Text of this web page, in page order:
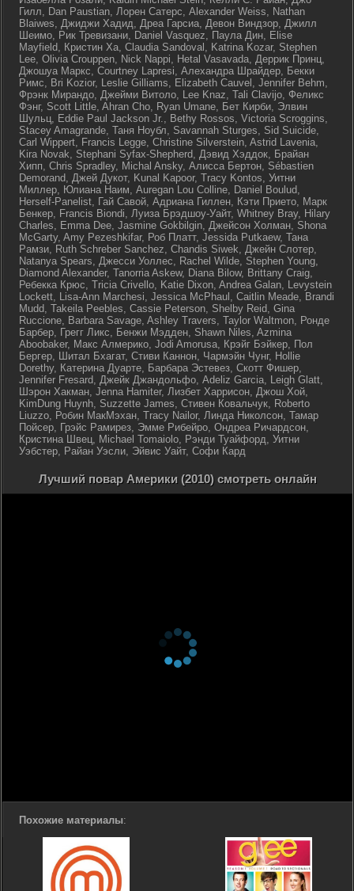
Гилл, Dan Paustian, Лорен Сатерс, Alexander Weiss, Nathan
Blaiwes, Джиджи Хадид, Дреа Гарсиа, Девон Виндзор, Джилл
Шеимо, Рик Тревизани, Daniel Vasquez, Паула Дин, Elise
Mayfield, Кристин Ха, Claudia Sandoval, Katrina Kozar, Stephen
Lee, Olivia Crouppen, Nick Nappi, Hetal Vasavada, Деррик Принц,
Джошуа Маркс, Courtney Lapresi, Алехандра Шрайдер, Бекки
Римс, Bri Kozior, Leslie Gilliams, Elizabeth Cauvel, Jennifer Behm,
Фрэнк Мирандо, Джейми Витоло, Lee Knaz, Tali Clavijo, Феликс
Фэнг, Scott Little, Ahran Cho, Ryan Umane, Бет Кирби, Элвин
Шульц, Eddie Paul Jackson Jr., Bethy Rossos, Victoria Scroggins,
Stacey Amagrande, Таня Ноубл, Savannah Sturges, Sid Suicide,
Carl Wippert, Francis Legge, Christine Silverstein, Astrid Lavenia,
Kira Novak, Stephani Syfax-Shepherd, Дэвид Хэддок, Брайан
Хипп, Chris Spradley, Michal Ansky, Алисса Бертон, Sébastien
Demorand, Джей Дукот, Kunal Kapoor, Tracy Kontos, Уитни
Миллер, Юлиана Наим, Auregan Lou Colline, Daniel Boulud,
Herself-Panelist, Гай Савой, Адриана Гиллен, Кэти Прието, Марк
Бенкер, Francis Biondi, Луиза Брэдшоу-Уайт, Whitney Bray, Hilary
Charles, Emma Dee, Jasmine Gokbilgin, Джейсон Холман, Shona
McGarty, Amy Pezeshkifar, Роб Платт, Jessida Putkaew, Тана
Рамзи, Ruth Schreber Sanchez, Chandis Siwek, Джейн Слотер,
Natanya Spears, Джесси Уоллес, Rachel Wilde, Stephen Young,
Diamond Alexander, Tanorria Askew, Diana Bilow, Brittany Craig,
Ребекка Крюс, Tricia Crivello, Katie Dixon, Andrea Galan, Levystein
Lockett, Lisa-Ann Marchesi, Jessica McPhaul, Caitlin Meade, Brandi
Mudd, Takeila Peebles, Cassie Peterson, Shelby Reid, Gina
Ruccione, Barbara Savage, Ashley Travers, Taylor Waltmon, Ронде
Барбер, Грегг Ликс, Бенжи Мэдден, Shawn Niles, Azmina
Aboobaker, Макс Алмерико, Jodi Amorusa, Крэйг Бэйкер, Пол
Бергер, Шитал Бхагат, Стиви Каннон, Чармэйн Чунг, Hollie
Dorethy, Катерина Дуарте, Барбара Эстевез, Скотт Фишер,
Jennifer Fresard, Джейк Джандольфо, Adeliz Garcia, Leigh Glatt,
Шэрон Хакман, Jenna Hamiter, Лизбет Харрисон, Джош Хой,
KimDung Huynh, Suzzette James, Стивен Ковальчук, Roberto
Liuzzo, Робин МакМэхан, Tracy Nailor, Линда Николсон, Тамар
Пойсер, Грэйс Рамирез, Эмме Рибейро, Ондреа Ричардсон,
Кристина Швец, Michael Tomaiolo, Рэнди Туайфорд, Уитни
Уэбстер, Райан Уэсли, Эйвис Уайт, Софи Кард
Лучший повар Америки (2010) смотреть онлайн
Похожие материалы: